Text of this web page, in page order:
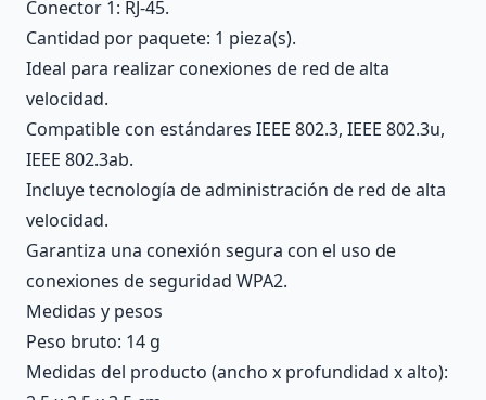
Conector 1: RJ-45.
Cantidad por paquete: 1 pieza(s).
Ideal para realizar conexiones de red de alta
velocidad.
Compatible con estándares IEEE 802.3, IEEE 802.3u,
IEEE 802.3ab.
Incluye tecnología de administración de red de alta
velocidad.
Garantiza una conexión segura con el uso de
conexiones de seguridad WPA2.
Medidas y pesos
Peso bruto: 14 g
Medidas del producto (ancho x profundidad x alto):